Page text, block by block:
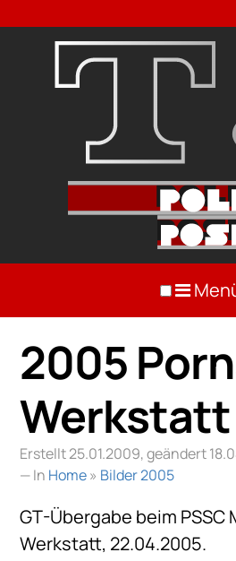
2005
Werkstatt
Erstellt 25.01.2009, geändert
— In Home» Bilder 2005
GT-Übergabe beim PSSC
Werkstatt, 22.04.2005.